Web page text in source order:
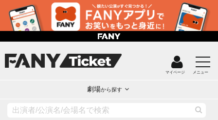
マイページ メニュー
劇場から探す